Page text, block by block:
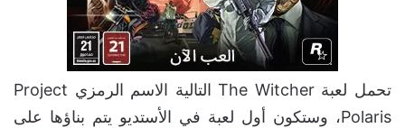
تحمل لعبة The Witcher التالية الاسم الرمزي Project
Polaris، وستكون أول لعبة في الأستديو يتم بناؤها على